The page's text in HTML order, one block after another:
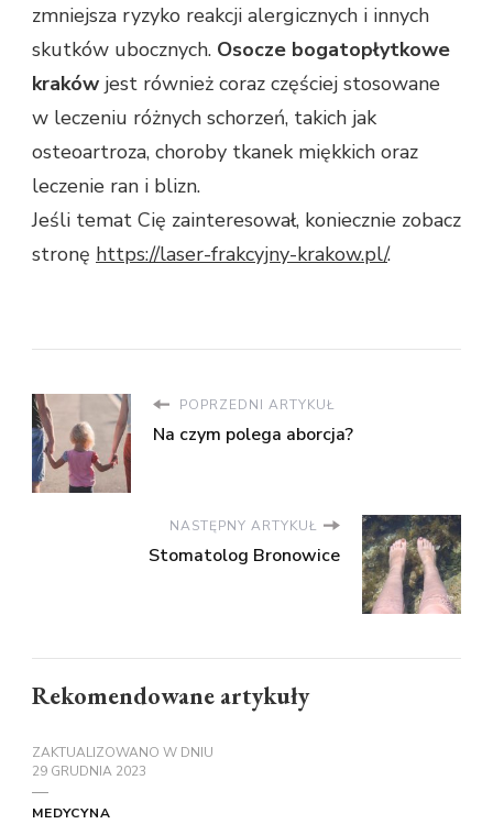
zmniejsza ryzyko reakcji alergicznych i innych
skutków ubocznych. Osocze bogatopłytkowe
kraków jest również coraz częściej stosowane
w leczeniu różnych schorzeń, takich jak
osteoartroza, choroby tkanek miękkich oraz
leczenie ran i blizn.
Jeśli temat Cię zainteresował, koniecznie zobacz
stronę https://laser-frakcyjny-krakow.pl/.
POPRZEDNI ARTYKUŁ
Na czym polega aborcja?
NASTĘPNY ARTYKUŁ
Stomatolog Bronowice
Rekomendowane artykuły
ZAKTUALIZOWANO W DNIU
29 GRUDNIA 2023
MEDYCYNA